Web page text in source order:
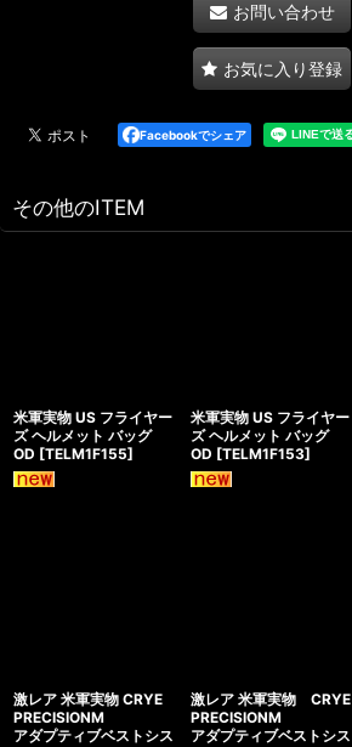
お問い合わせ
お気に入り登録
Facebookでシェア
その他のITEM
米軍実物 US フライヤー
ズ ヘルメット バッグ
OD [TELM1F155]
米軍実物 US フライヤー
ズ ヘルメット バッグ
OD [TELM1F153]
激レア 米軍実物 CRYE
PRECISIONM
アダプティブベストシス
激レア 米軍実物 CRYE
PRECISIONM
アダプティブベストシス